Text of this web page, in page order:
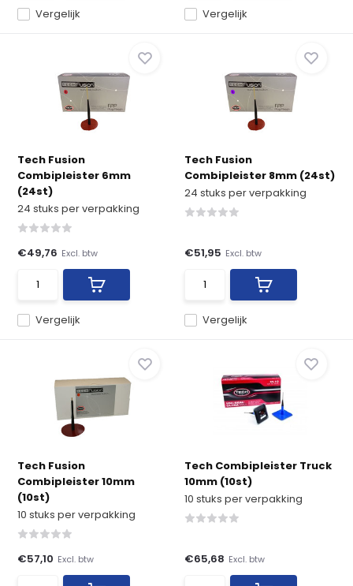
Vergelijk Vergelijk
Tech Fusion
Combipleister 6mm
(24st)
24 stuks per verpakking
Vergelijk
€49,76 Excl. btw
Tech Fusion
Combipleister 8mm (24st)
24 stuks per verpakking
Vergelijk
€51,95 Excl. btw
Tech Fusion
Combipleister 10mm
(10st)
10 stuks per verpakking
€57,10 Excl. btw
Tech Combipleister Truck
10mm (10st)
10 stuks per verpakking
€65,68 Excl. btw